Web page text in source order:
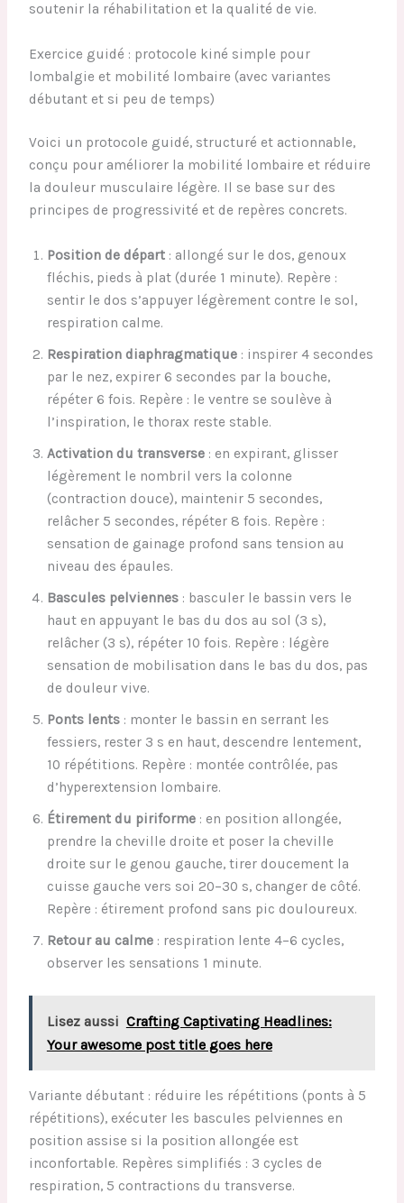
soutenir la réhabilitation et la qualité de vie.
Exercice guidé : protocole kiné simple pour
lombalgie et mobilité lombaire (avec variantes
débutant et si peu de temps)
Voici un protocole guidé, structuré et actionnable,
conçu pour améliorer la mobilité lombaire et réduire
la douleur musculaire légère. Il se base sur des
principes de progressivité et de repères concrets.
Position de départ : allongé sur le dos, genoux
fléchis, pieds à plat (durée 1 minute). Repère :
sentir le dos s’appuyer légèrement contre le sol,
respiration calme.
Respiration diaphragmatique : inspirer 4 secondes
par le nez, expirer 6 secondes par la bouche,
répéter 6 fois. Repère : le ventre se soulève à
l’inspiration, le thorax reste stable.
Activation du transverse : en expirant, glisser
légèrement le nombril vers la colonne
(contraction douce), maintenir 5 secondes,
relâcher 5 secondes, répéter 8 fois. Repère :
sensation de gainage profond sans tension au
niveau des épaules.
Bascules pelviennes : basculer le bassin vers le
haut en appuyant le bas du dos au sol (3 s),
relâcher (3 s), répéter 10 fois. Repère : légère
sensation de mobilisation dans le bas du dos, pas
de douleur vive.
Ponts lents : monter le bassin en serrant les
fessiers, rester 3 s en haut, descendre lentement,
10 répétitions. Repère : montée contrôlée, pas
d’hyperextension lombaire.
Étirement du piriforme : en position allongée,
prendre la cheville droite et poser la cheville
droite sur le genou gauche, tirer doucement la
cuisse gauche vers soi 20–30 s, changer de côté.
Repère : étirement profond sans pic douloureux.
Retour au calme : respiration lente 4–6 cycles,
observer les sensations 1 minute.
Lisez aussi Crafting Captivating Headlines:
Your awesome post title goes here
Variante débutant : réduire les répétitions (ponts à 5
répétitions), exécuter les bascules pelviennes en
position assise si la position allongée est
inconfortable. Repères simplifiés : 3 cycles de
respiration, 5 contractions du transverse.